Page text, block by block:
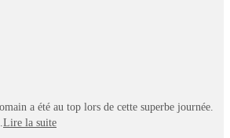
a été au top lors de cette superbe journée.
Lire la suite